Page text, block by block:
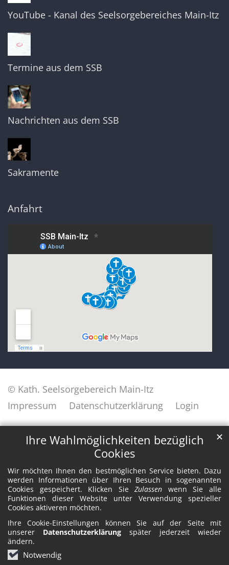
Ihre Wahlmöglichkeiten bezüglich
Cookies
Wir möchten Ihnen den bestmöglichen Service bieten. Dazu
werden Informationen über Ihren Besuch in sogenannten
Cookies gespeichert. Klicken SieZulassen wenn Sie alle
Funktionen dieser Website unter Verwendung spezieller
Cookies aktiveren möchten.
Ihre Cookie-Einstellungen können Sie auf der Seite mit
unserer Datenschutzerklärung später jederzeit wieder
ändern.
Notwendig
✕
YouTube - Kanal des Seelsorgebereiches Main-Itz
Termine aus dem SSB
Nachrichten aus dem SSB
Sakramente
Anfahrt
© Kath. Seelsorgebereich Main-Itz
Impressum
Datenschutzerklärung Login